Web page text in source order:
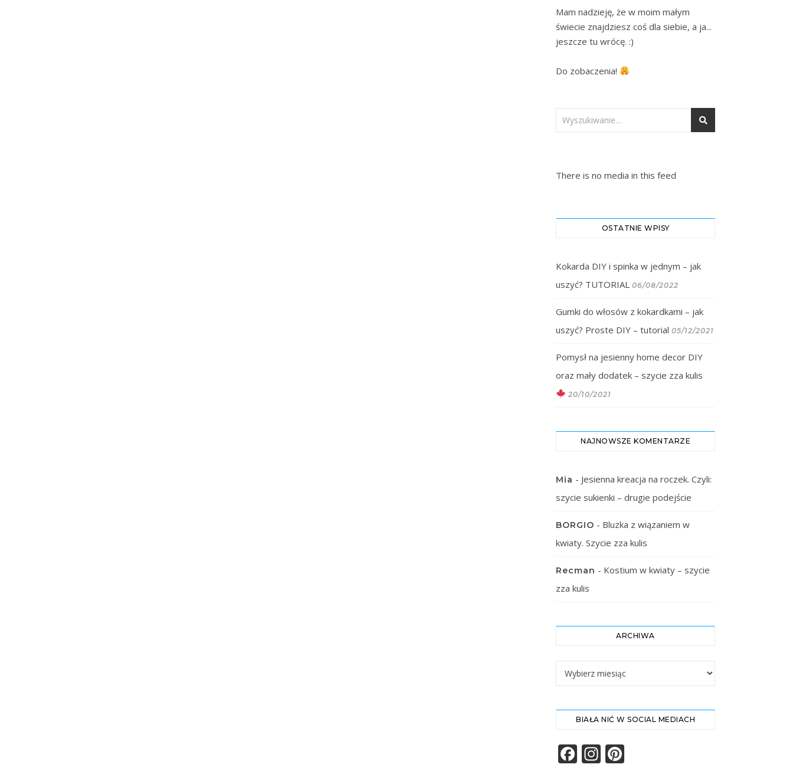
Mam nadzieję, że w moim małym
świecie znajdziesz coś dla siebie, a ja...
jeszcze tu wrócę. :)
Do zobaczenia!
There is no media in this feed
OSTATNIE WPISY
Kokarda DIY i spinka w jednym – jak
uszyć? TUTORIAL 06/08/2022
Gumki do włosów z kokardkami – jak
uszyć? Proste DIY – tutorial 05/12/2021
Pomysł na jesienny home decor DIY
oraz mały dodatek – szycie zza kulis
20/10/2021
NAJNOWSZE KOMENTARZE
Mia - Jesienna kreacja na roczek. Czyli:
szycie sukienki – drugie podejście
BORGIO - Bluzka z wiązaniem w
kwiaty. Szycie zza kulis
Recman - Kostium w kwiaty – szycie
zza kulis
ARCHIWA
BIAŁA NIĆ W SOCIAL MEDIACH
Facebook
Instagram